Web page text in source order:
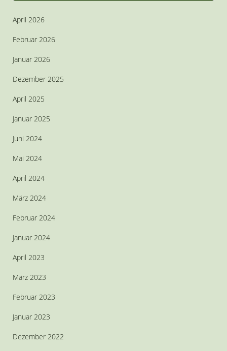
April 2026
Februar 2026
Januar 2026
Dezember 2025
April 2025
Januar 2025
Juni 2024
Mai 2024
April 2024
März 2024
Februar 2024
Januar 2024
April 2023
März 2023
Februar 2023
Januar 2023
Dezember 2022